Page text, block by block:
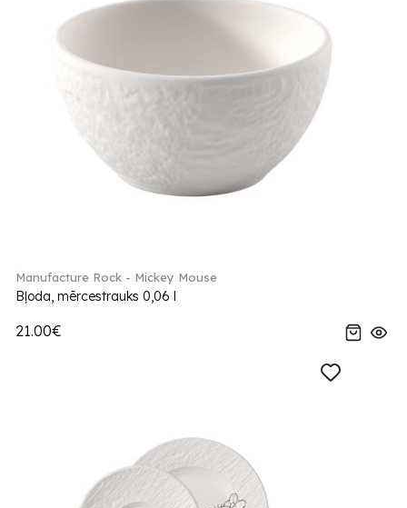
Manufacture Rock - Mickey Mouse
Bļoda, mērcestrauks 0,06 l
21.00€